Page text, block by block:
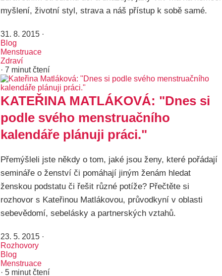
myšlení, životní styl, strava a náš přístup k sobě samé.
31. 8. 2015 ·
Blog
Menstruace
Zdraví
· 7 minut čtení
KATEŘINA MATLÁKOVÁ: "Dnes si
podle svého menstruačního
kalendáře plánuji práci."
Přemýšleli jste někdy o tom, jaké jsou ženy, které pořádají
semináře o ženství či pomáhají jiným ženám hledat
ženskou podstatu či řešit různé potíže? Přečtěte si
rozhovor s Kateřinou Matlákovou, průvodkyní v oblasti
sebevědomí, sebelásky a partnerských vztahů.
23. 5. 2015 ·
Rozhovory
Blog
Menstruace
· 5 minut čtení